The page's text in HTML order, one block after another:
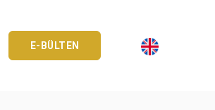
E-BÜLTEN